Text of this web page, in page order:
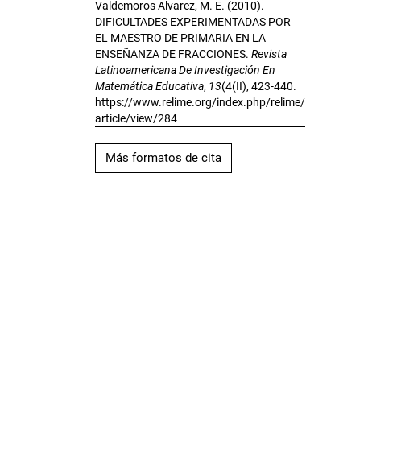
Valdemoros Alvarez, M. E. (2010).
DIFICULTADES EXPERIMENTADAS POR
EL MAESTRO DE PRIMARIA EN LA
ENSEÑANZA DE FRACCIONES. Revista
Latinoamericana De Investigación En
Matemática Educativa, 13(4(II), 423-440.
https://www.relime.org/index.php/relime/
article/view/284
Más formatos de cita